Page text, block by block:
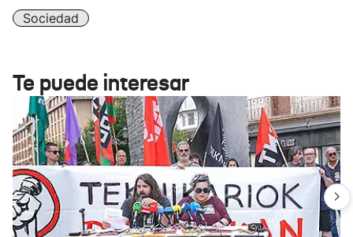
Sociedad
Te puede interesar